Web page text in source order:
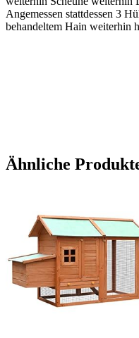
Angemessen stattdessen 3
behandeltem Hain weiterhin
Ähnliche